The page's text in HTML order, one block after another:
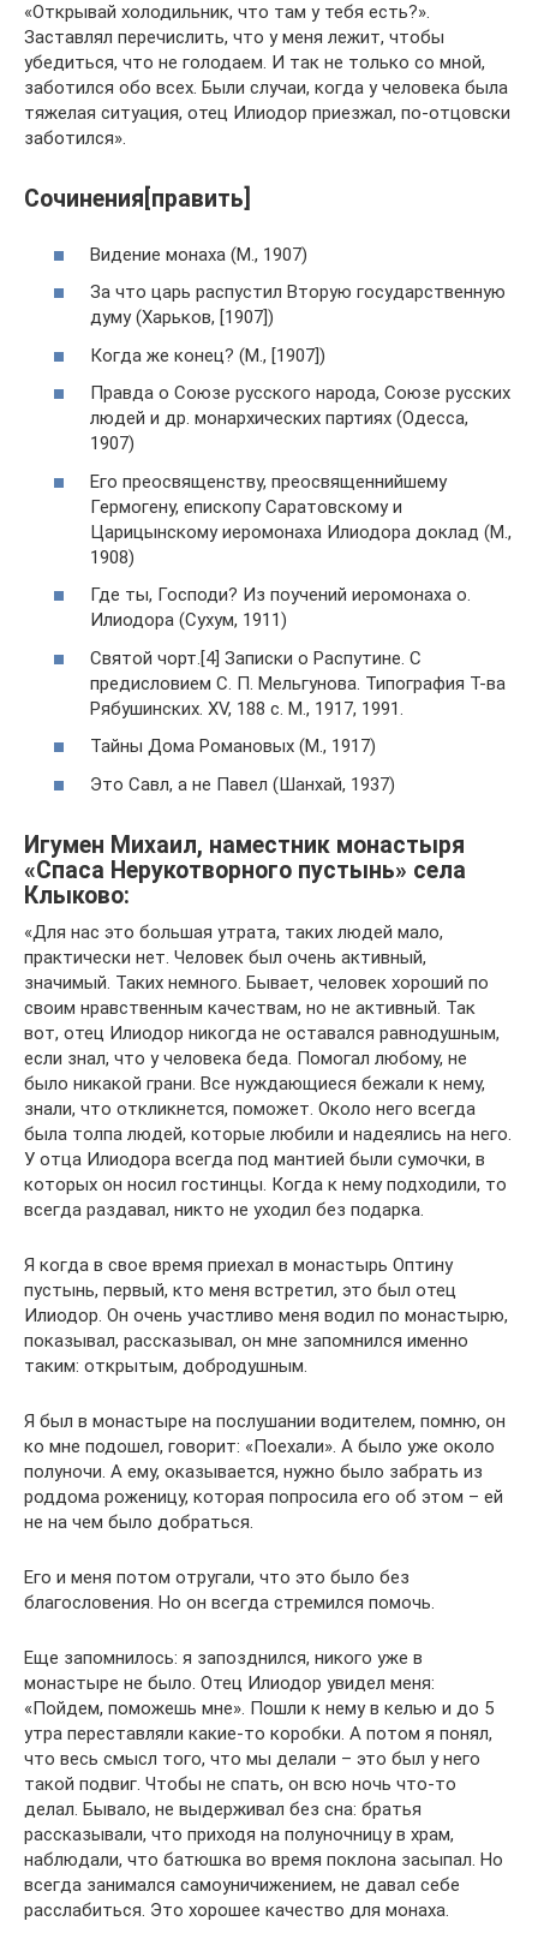
«Открывай холодильник, что там у тебя есть?».
Заставлял перечислить, что у меня лежит, чтобы
убедиться, что не голодаем. И так не только со мной,
заботился обо всех. Были случаи, когда у человека была
тяжелая ситуация, отец Илиодор приезжал, по-отцовски
заботился».
Сочинения[править]
Видение монаха (М., 1907)
За что царь распустил Вторую государственную
думу (Харьков, [1907])
Когда же конец? (М., [1907])
Правда о Союзе русского народа, Союзе русских
людей и др. монархических партиях (Одесса,
1907)
Его преосвященству, преосвященнийшему
Гермогену, епископу Саратовскому и
Царицынскому иеромонаха Илиодора доклад (М.,
1908)
Где ты, Господи? Из поучений иеромонаха о.
Илиодора (Сухум, 1911)
Святой чорт.[4] Записки о Распутине. С
предисловием С. П. Мельгунова. Типография Т-ва
Рябушинских. XV, 188 c. М., 1917, 1991.
Тайны Дома Романовых (М., 1917)
Это Савл, а не Павел (Шанхай, 1937)
Игумен Михаил, наместник монастыря
«Спаса Нерукотворного пустынь» села
Клыково:
«Для нас это большая утрата, таких людей мало,
практически нет. Человек был очень активный,
значимый. Таких немного. Бывает, человек хороший по
своим нравственным качествам, но не активный. Так
вот, отец Илиодор никогда не оставался равнодушным,
если знал, что у человека беда. Помогал любому, не
было никакой грани. Все нуждающиеся бежали к нему,
знали, что откликнется, поможет. Около него всегда
была толпа людей, которые любили и надеялись на него.
У отца Илиодора всегда под мантией были сумочки, в
которых он носил гостинцы. Когда к нему подходили, то
всегда раздавал, никто не уходил без подарка.
Я когда в свое время приехал в монастырь Оптину
пустынь, первый, кто меня встретил, это был отец
Илиодор. Он очень участливо меня водил по монастырю,
показывал, рассказывал, он мне запомнился именно
таким: открытым, добродушным.
Я был в монастыре на послушании водителем, помню, он
ко мне подошел, говорит: «Поехали». А было уже около
полуночи. А ему, оказывается, нужно было забрать из
роддома роженицу, которая попросила его об этом – ей
не на чем было добраться.
Его и меня потом отругали, что это было без
благословения. Но он всегда стремился помочь.
Еще запомнилось: я запозднился, никого уже в
монастыре не было. Отец Илиодор увидел меня:
«Пойдем, поможешь мне». Пошли к нему в келью и до 5
утра переставляли какие-то коробки. А потом я понял,
что весь смысл того, что мы делали – это был у него
такой подвиг. Чтобы не спать, он всю ночь что-то
делал. Бывало, не выдерживал без сна: братья
рассказывали, что приходя на полуночницу в храм,
наблюдали, что батюшка во время поклона засыпал. Но
всегда занимался самоуничижением, не давал себе
расслабиться. Это хорошее качество для монаха.